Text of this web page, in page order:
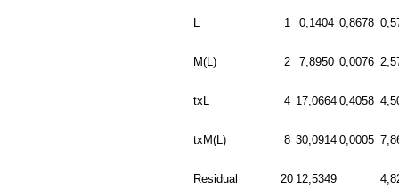
L 1 0,1404 0,8678
M(L) 2 7,8950 0,0076
txL 4 17,0664 0,4058
txM(L) 8 30,0914 0,0005
Residual 20 12,5349